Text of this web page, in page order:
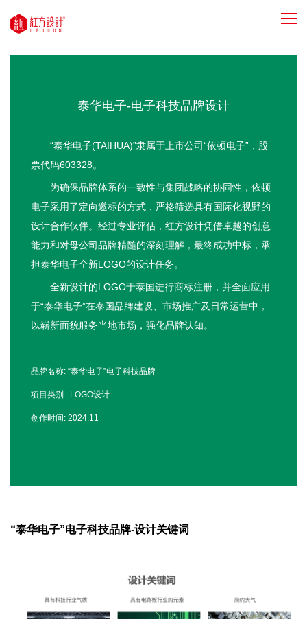
泰华电子-电子科技品牌设计
“泰华电子(TAIHUA)”隶属于上市公司“依顿电子”，股
票代码603328。
为确保品牌体系的一致性与集团战略的协同性，依顿
电子采用了定向邀标的方式，严格筛选具有国际化视野的
设计合作伙伴。经过专业评估，红方设计凭借卓越的创意
能力和对母公司品牌精髓的深刻理解，最终成功中标，承
担泰华电子全新LOGO的设计任务。
全新设计的LOGO于泰国进行商标注册，并全面应用
于“泰华电子”在泰国品牌建设、市场推广及日常运营中，
以崭新面貌服务当地市场，强化品牌认知。
品牌名称: “泰华电子”电子科技品牌
项目类别: LOGO设计
创作时间: 2024.11
“泰华电子”电子科技品牌-设计关键词